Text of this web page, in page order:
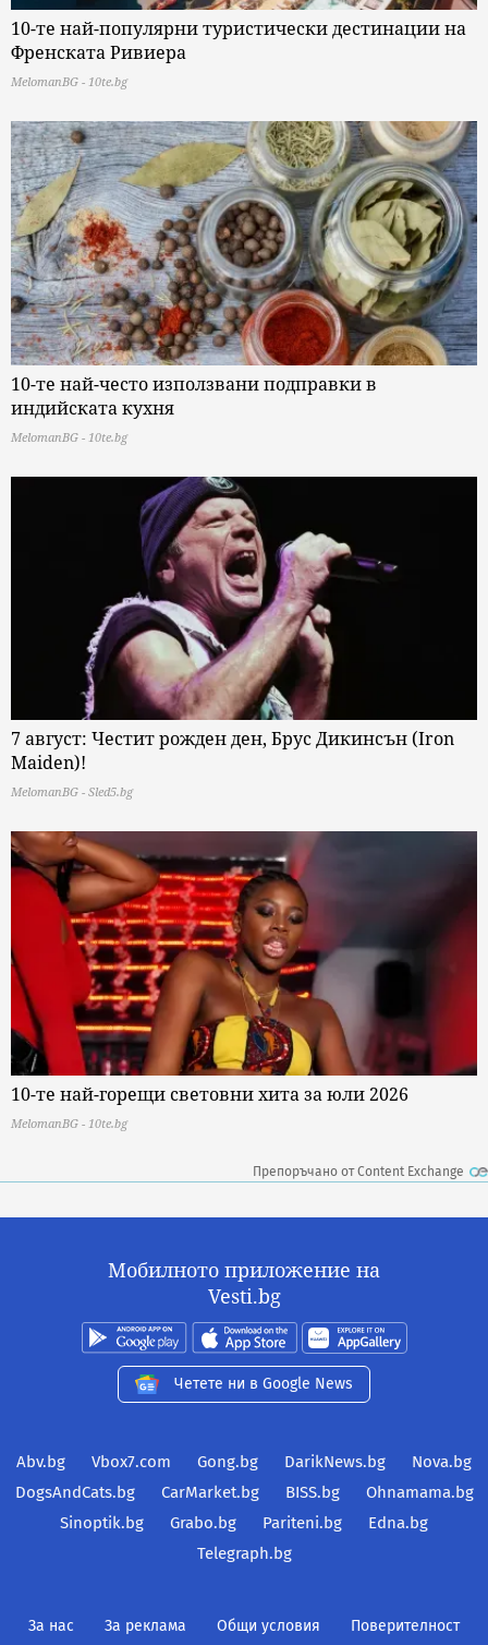
10-те най-популярни туристически дестинации на
Френската Ривиера
MelomanBG - 10te.bg
10-те най-често използвани подправки в
индийската кухня
MelomanBG - 10te.bg
7 август: Честит рожден ден, Брус Дикинсън (Iron
Maiden)!
MelomanBG - Sled5.bg
10-те най-горещи световни хита за юли 2026
MelomanBG - 10te.bg
Препоръчано от Content Exchange
Мобилното приложение на
Vesti.bg
Четете ни в Google News
Abv.bg Vbox7.com Gong.bg DarikNews.bg
Nova.bg
DogsAndCats.bg
CarMarket.bg BISS.bg
Ohnamama.bg
Sinoptik.bg
Grabo.bg Pariteni.bg
Edna.bg
Telegraph.bg
За нас За реклама Общи условия
Поверителност